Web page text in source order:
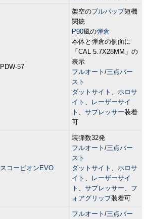
PDW-57
架空のブルパップ短機
関銃
P90風の弾倉
本体と弾倉の側面に
「CAL 5.7X28MM」の
表示
フルオート /三点バー
スト
ダットサイト 、 ホロサ
イト 、
レーザーサイ
ト 、 サプレッサー装着
可
スコーピオンEVO
装弾数32発
フルオート /三点バー
スト
ダットサイト 、 ホロサ
イト 、
レーザーサイ
ト 、 サプレッサー、 フ
ォアグリップ装着可
フルオート /三点バー